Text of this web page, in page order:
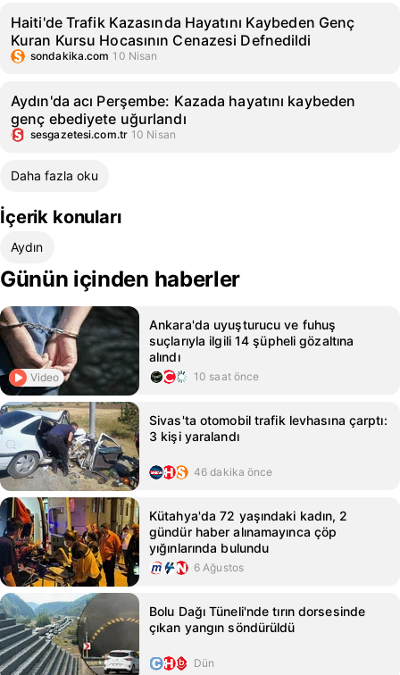
Haiti'de Trafik Kazasında Hayatını Kaybeden Genç
Kuran Kursu Hocasının Cenazesi Defnedildi
sondakika.com 10 Nisan
Aydın'da acı Perşembe: Kazada hayatını kaybeden
genç ebediyete uğurlandı
sesgazetesi.com.tr 10 Nisan
Daha fazla oku
İçerik konuları
Aydın
Günün içinden haberler
Video
Ankara'da uyuşturucu ve fuhuş
suçlarıyla ilgili 14 şüpheli gözaltına
alındı
10 saat önce
Sivas'ta otomobil trafik levhasına çarptı:
3 kişi yaralandı
46 dakika önce
Kütahya'da 72 yaşındaki kadın, 2
gündür haber alınamayınca çöp
yığınlarında bulundu
6 Ağustos
Bolu Dağı Tüneli'nde tırın dorsesinde
çıkan yangın söndürüldü
Dün